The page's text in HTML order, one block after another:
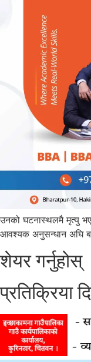
उनको घटनास्थलमै मृत्यु
आवश्यक अनुसन्धान अघि
शेयर गर्नुहोस्
प्रतिक्रिया